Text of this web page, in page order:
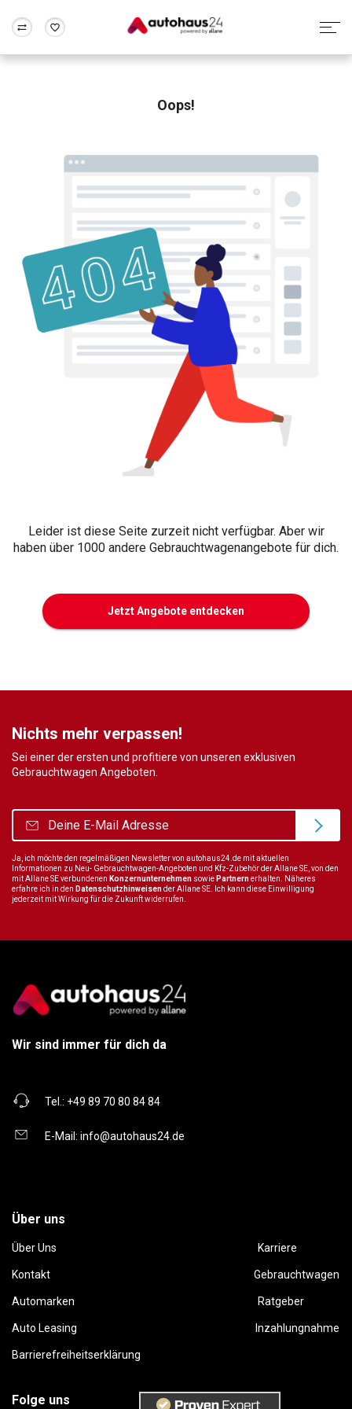
Rund um die Inzahlungnahme
Oops!
Leider ist diese Seite zurzeit nicht verfügbar. Aber wir
haben über 1000 andere Gebrauchtwagenangebote für dich.
Jetzt Angebote entdecken
Nichts mehr verpassen!
Sei einer der ersten und profitiere von unseren exklusiven
Gebrauchtwagen Angeboten.
Ja, ich möchte den regelmäßigen Newsletter von autohaus24.de mit aktuellen
Informationen zu Neu- Gebrauchtwagen-Angeboten und Kfz-Zubehör der Allane SE, von den
mit Allane SE verbundenen Konzernunternehmen sowie Partnernerhalten. Näheres
erfahre ich in den Datenschutzhinweisender Allane SE. Ich kann diese Einwilligung
jederzeit mit Wirkung für die Zukunft widerrufen.
Wir sind immer für dich da
Tel.: +49 89 70 80 84 84
E-Mail: info@autohaus24.de
Über uns
Über Uns Karriere
Kontakt Gebrauchtwagen
Automarken Ratgeber
Auto Leasing Inzahlungnahme
Barrierefreiheitserklärung
Folge uns